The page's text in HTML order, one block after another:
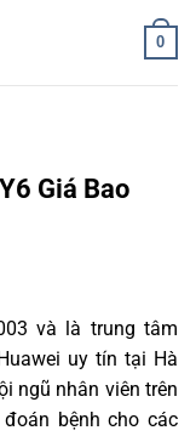
0
Giá Bao
và là trung tâm
uy tín tại Hà
ngũ nhân viên trên
bệnh cho các